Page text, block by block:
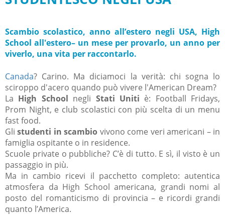
Scambio scolastico, anno all’estero negli USA, High
School all'estero– un mese per provarlo, un anno per
viverlo, una vita per raccontarlo.
Canada? Carino. Ma diciamoci la verità: chi sogna lo
sciroppo d'acero quando può vivere l'American Dream?
La High School negli Stati Uniti è: Football Fridays,
Prom Night, e club scolastici con più scelta di un menu
fast food.
Glistudenti in scambio vivono come veri americani – in
famiglia ospitante o in residence.
Scuole private o pubbliche? C’è di tutto. E sì, il visto è un
passaggio in più.
Ma in cambio ricevi il pacchetto completo: autentica
atmosfera da High School americana, grandi nomi al
posto del romanticismo di provincia – e ricordi grandi
quanto l’America.